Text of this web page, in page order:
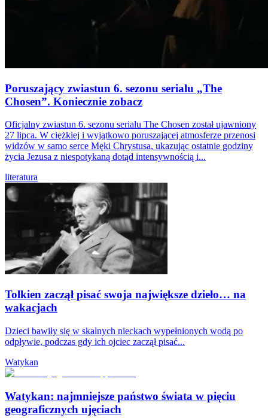
Poruszający zwiastun 6. sezonu serialu „The
Chosen”. Koniecznie zobacz
Oficjalny zwiastun 6. sezonu serialu The Chosen został ujawniony
27 lipca. W ciężkiej i wyjątkowo poruszającej atmosferze przenosi
widzów w samo serce Męki Chrystusa, ukazując ostatnie godziny
życia Jezusa z niespotykaną dotąd intensywnością i...
literatura
Tolkien zaczął pisać swoja największe dzieło… na
wakacjach
Dzieci bawiły się w skalnych nieckach wypełnionych wodą po
odpływie, podczas gdy ich ojciec zaczął pisać...
Watykan
Watykan: najmniejsze państwo świata w pięciu
geograficznych ujęciach